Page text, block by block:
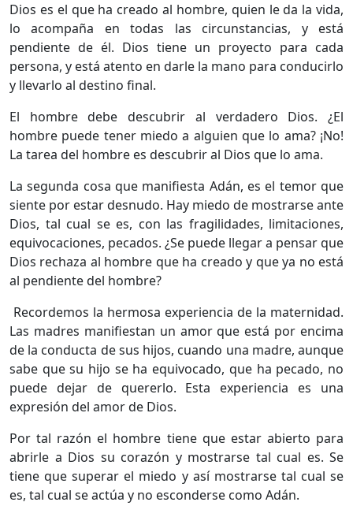
Dios es el que ha creado al hombre, quien le da la vida,
lo acompaña en todas las circunstancias, y está
pendiente de él. Dios tiene un proyecto para cada
persona, y está atento en darle la mano para conducirlo
y llevarlo al destino final.
El hombre debe descubrir al verdadero Dios. ¿El
hombre puede tener miedo a alguien que lo ama? ¡No!
La tarea del hombre es descubrir al Dios que lo ama.
La segunda cosa que manifiesta Adán, es el temor que
siente por estar desnudo. Hay miedo de mostrarse ante
Dios, tal cual se es, con las fragilidades, limitaciones,
equivocaciones, pecados. ¿Se puede llegar a pensar que
Dios rechaza al hombre que ha creado y que ya no está
al pendiente del hombre?
Recordemos la hermosa experiencia de la maternidad.
Las madres manifiestan un amor que está por encima
de la conducta de sus hijos, cuando una madre, aunque
sabe que su hijo se ha equivocado, que ha pecado, no
puede dejar de quererlo. Esta experiencia es una
expresión del amor de Dios.
Por tal razón el hombre tiene que estar abierto para
abrirle a Dios su corazón y mostrarse tal cual es. Se
tiene que superar el miedo y así mostrarse tal cual se
es, tal cual se actúa y no esconderse como Adán.